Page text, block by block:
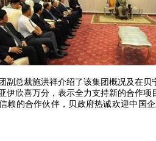
副总裁施洪祥介绍了该集团概况及在
伊欣喜万分，表示全力支持新的合作
赖的合作伙伴，贝政府热诚欢迎中国